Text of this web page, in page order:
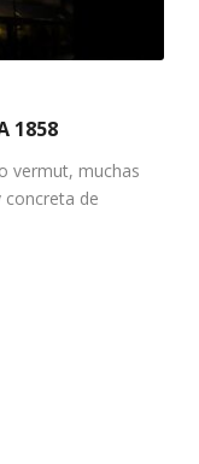
1858
vermut, muchas
de